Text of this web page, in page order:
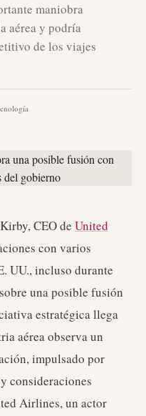
maniobra
aérea y podría
de los viajes
CEO de United
con varios
UU., incluso durante
una posible fusión
estratégica llega
aérea observa un
impulsado por
consideraciones
Airlines, un actor